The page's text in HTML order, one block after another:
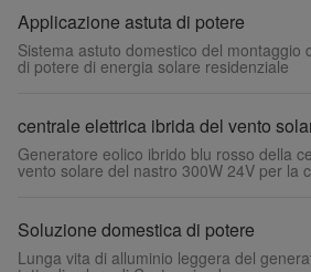
Applicazione astuta di potere
Sistema astuto domestico del montaggio
di potere di energia solare residenziale
centrale elettrica ibrida del vento
Generatore eolico ibrido blu rosso della
vento solare del nastro 300W 24V per la
Soluzione domestica di potere
Lunga vita di alluminio leggera del